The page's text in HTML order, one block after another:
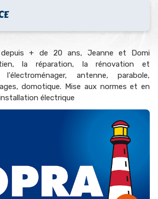
+ de 20 ans, Jeanne et Domi
la réparation, la rénovation et
antenne, parabole,
domotique. Mise aux normes et en
électrique